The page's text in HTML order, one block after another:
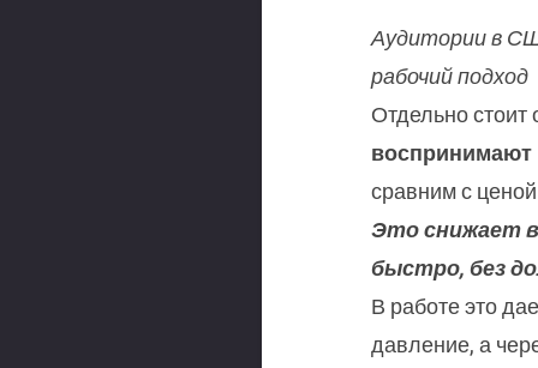
Аудитории в
рабочий подход
Отдельно стоит
воспринимают
сравним с
Это снижает
быстро, без
В работе это
давление, а